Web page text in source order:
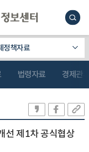
정책자료
법령자료 경제관
선 제1차 공식협상